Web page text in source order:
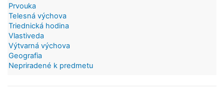
Prvouka
Telesná výchova
Triednická hodina
Vlastiveda
Výtvarná výchova
Geografia
Nepriradené k predmetu